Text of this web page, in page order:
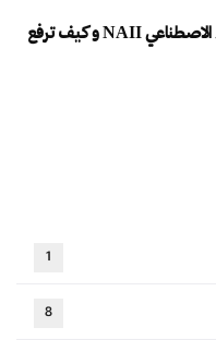
ماهو المؤشر الوطني للذكاء الاصطناعي NAII و كيف ترفع
1
8